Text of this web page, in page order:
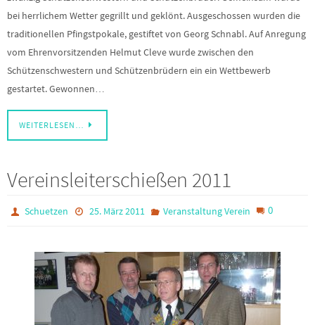
bei herrlichem Wetter gegrillt und geklönt. Ausgeschossen wurden die
traditionellen Pfingstpokale, gestiftet von Georg Schnabl. Auf Anregung
vom Ehrenvorsitzenden Helmut Cleve wurde zwischen den
Schützenschwestern und Schützenbrüdern ein ein Wettbewerb
gestartet. Gewonnen…
WEITERLESEN…
Vereinsleiterschießen 2011
Schuetzen 25. März 2011 Veranstaltung Verein 0